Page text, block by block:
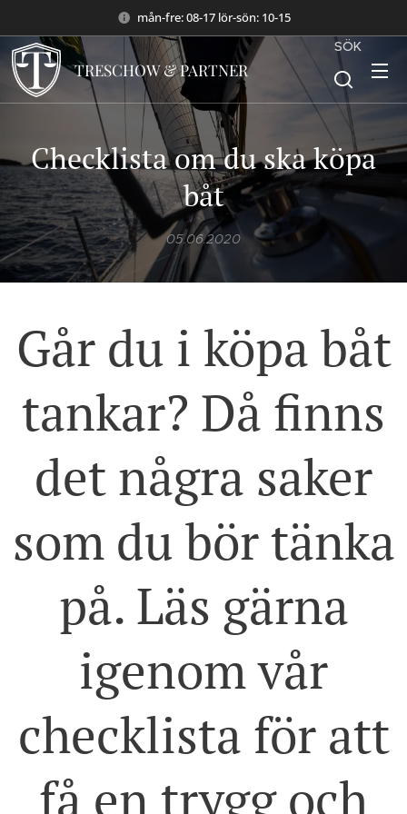
mån-fre: 08-17 lör-sön: 10-15
TRESCHOW & PARTNER
SÖK
Checklista om du ska köpa
båt
05.06.2020
Går du i köpa båt
tankar? Då finns
det några saker
som du bör tänka
på. Läs gärna
igenom vår
checklista för att
få en trygg och